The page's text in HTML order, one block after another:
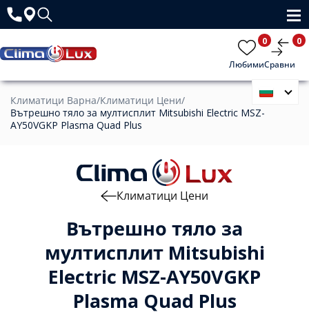
Любими
0
Сравни
0
Климатици Варна/Климатици Цени/
Вътрешно тяло за мултисплит Mitsubishi Electric MSZ-
AY50VGKP Plasma Quad Plus
Вътрешно тяло за
мултисплит Mitsubishi
Electric MSZ-AY50VGKP
Plasma Quad Plus
Климатици Цени